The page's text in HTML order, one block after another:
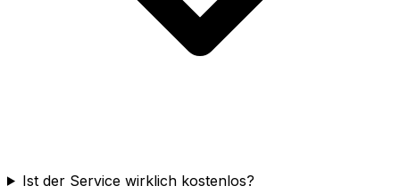
Ist der Service wirklich kostenlos?